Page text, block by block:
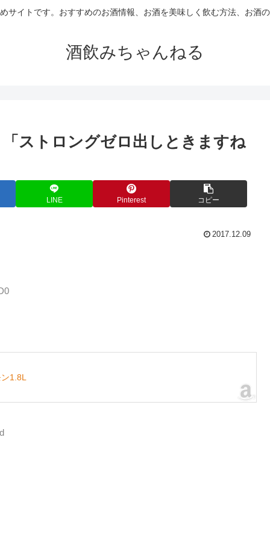
サイトです。おすすめのお酒情報、お酒を美味しく飲む方法、お酒
酒飲みちゃんねる
ストロングゼロ出しときますね
LINE Pinterest コピー
2017.12.09
1.8L